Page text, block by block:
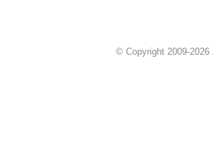
© Copyright 2009-